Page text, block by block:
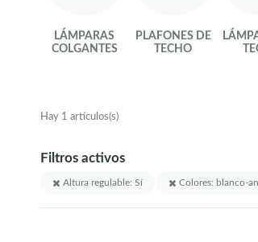
LÁMPARAS
COLGANTES
PLAFONES DE
TECHO
Hay 1 artículos(s)
Filtros activos
Altura regulable: Sí Colores: blanco-